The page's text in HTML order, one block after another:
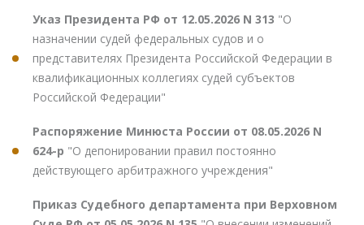
Указ Президента РФ от 12.05.2026 N 313 "О
назначении судей федеральных судов и о
представителях Президента Российской Федерации в
квалификационных коллегиях судей субъектов
Российской Федерации"
Распоряжение Минюста России от 08.05.2026 N
624-р "О депонировании правил постоянно
действующего арбитражного учреждения"
Приказ Судебного департамента при Верховном